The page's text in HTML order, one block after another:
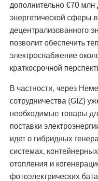
дополнительно €70 млн
энергетической сферы
децентрализованного
позволит обеспечить
электроснабжение
краткосрочной
В частности, через
сотрудничества (GIZ)
необходимые товары
поставки
идет о гибридных
системах,
отопления и
фотоэлектрических